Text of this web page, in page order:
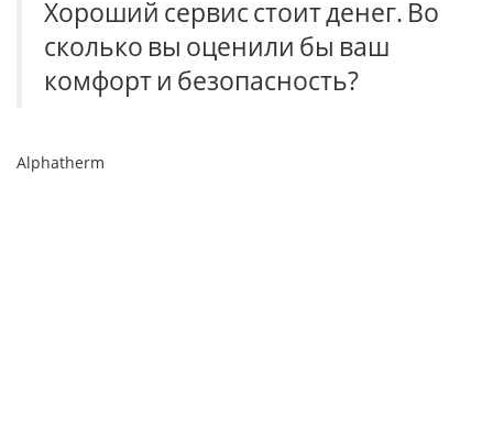
Хороший сервисстоитденег. Во
сколько вы оценили бы ваш
комфорти безопасность?
Alphatherm